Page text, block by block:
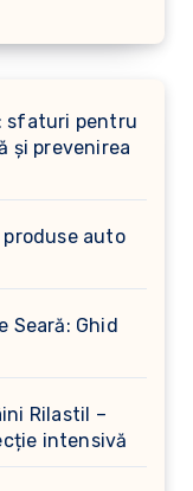
sfaturi pentru
și prevenirea
auto
Seară: Ghid
Rilastil –
intensivă